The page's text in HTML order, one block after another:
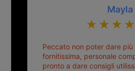
Peccato non poter dare
fornitissima, personale
pronto a dare consigli